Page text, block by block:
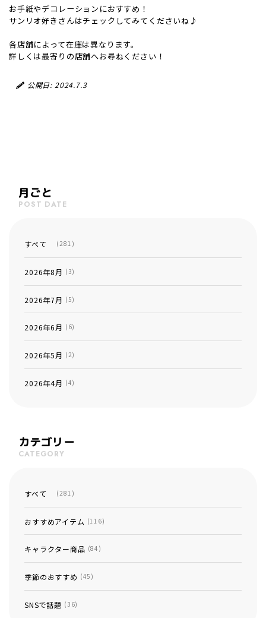
お手紙やデコレーションにおすすめ！
サンリオ好きさんはチェックしてみてくださいね♪
各店舗によって在庫は異なります。
詳しくは最寄りの店舗へお尋ねください！
公開日: 2024.7.3
月ごと
POST DATE
すべて (281)
2026年8月 (3)
2026年7月 (5)
2026年6月 (6)
2026年5月 (2)
2026年4月 (4)
カテゴリー
CATEGORY
すべて (281)
おすすめアイテム (116)
キャラクター商品 (84)
季節のおすすめ (45)
SNSで話題 (36)